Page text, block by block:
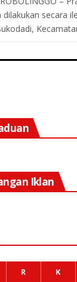
dilakukan secara
Iklan
R K